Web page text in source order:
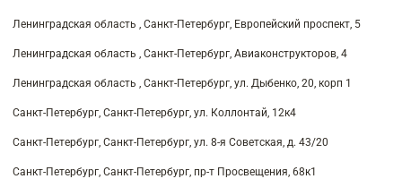
Ленинградская область , Санкт-Петербург, Европейский проспект, 5
Ленинградская область , Санкт-Петербург, Авиаконструкторов, 4
Ленинградская область , Санкт-Петербург, ул. Дыбенко, 20, корп 1
Санкт-Петербург, Санкт-Петербург, ул. Коллонтай, 12к4
Санкт-Петербург, Санкт-Петербург, ул. 8-я Советская, д. 43/20
Санкт-Петербург, Санкт-Петербург, пр-т Просвещения, 68к1